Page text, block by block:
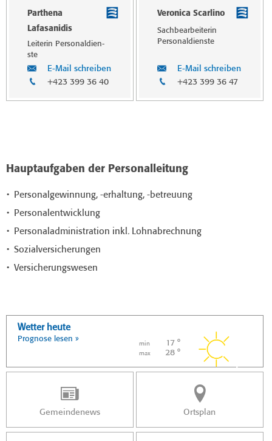
Parthena
Lafasanidis
Leiterin Personaldien­
ste
E-Mail schreiben
+423 399 36 40
Veronica Scarlino
Sachbearbeiterin
Personaldien­ste
E-Mail schreiben
+423 399 36 47
Hauptaufgaben der Personalleitung
Personalgewinnung, -erhaltung, -betreuung
Personalentwicklung
Personaladministration inkl. Lohnabrechnung
Sozialversicherungen
Versicherungswesen
Wetter heute
Prognose lesen »
min 17 °
max 28 °
Gemeindenews Ortsplan